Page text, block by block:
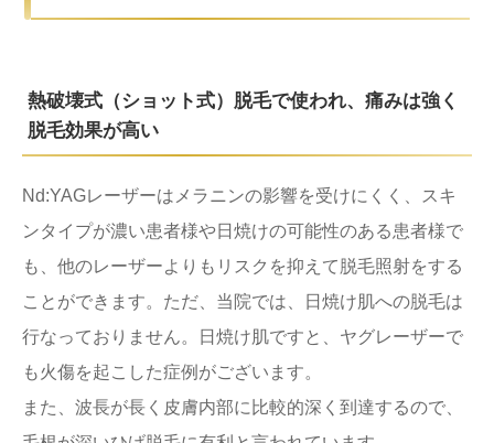
熱破壊式（ショット式）脱毛で使われ、痛みは強く
脱毛効果が高い
Nd:YAGレーザーはメラニンの影響を受けにくく、スキ
ンタイプが濃い患者様や日焼けの可能性のある患者様で
も、他のレーザーよりもリスクを抑えて脱毛照射をする
ことができます。ただ、当院では、日焼け肌への脱毛は
行なっておりません。日焼け肌ですと、ヤグレーザーで
も火傷を起こした症例がございます。
また、波長が長く皮膚内部に比較的深く到達するので、